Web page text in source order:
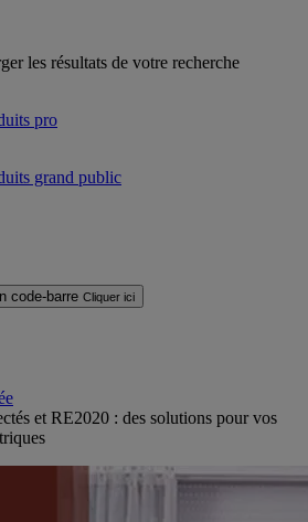
les résultats de votre recherche
pro
grand public
code-barre Cliquer ici
et RE2020 : des solutions pour vos